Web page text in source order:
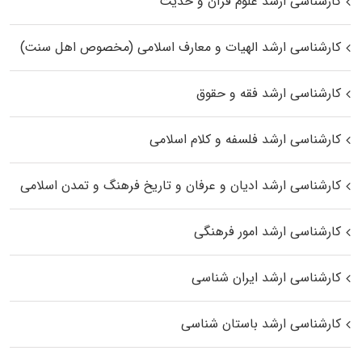
کارشناسی ارشد الهیات و معارف اسلامی (مخصوص اهل سنت)
کارشناسی ارشد فقه و حقوق
کارشناسی ارشد فلسفه و کلام اسلامی
کارشناسی ارشد ادیان و عرفان و تاریخ فرهنگ و تمدن اسلامی
کارشناسی ارشد امور فرهنگی
کارشناسی ارشد ایران شناسی
کارشناسی ارشد باستان شناسی